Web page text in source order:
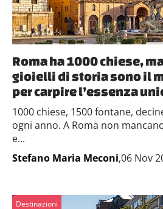
Roma ha 1000 chiese,
gioielli di storia sono il
per carpire l’essenza
1000 chiese, 1500 fontane,
ogni anno. A Roma non
e...
Stefano Maria Meconi,06 Nov
Destinazioni